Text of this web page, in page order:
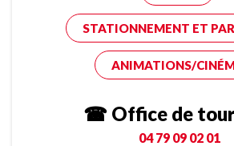
STATIONNEMENT ET
ANIMATIONS/
☎ Office de
04 79 09 02 01